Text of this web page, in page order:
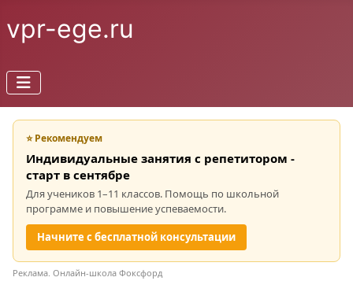
vpr-ege.ru
⭐ Рекомендуем
Индивидуальные занятия с репетитором -
старт в сентябре
Для учеников 1–11 классов. Помощь по школьной
программе и повышение успеваемости.
Начните с бесплатной консультации
Реклама. Онлайн-школа Фоксфорд